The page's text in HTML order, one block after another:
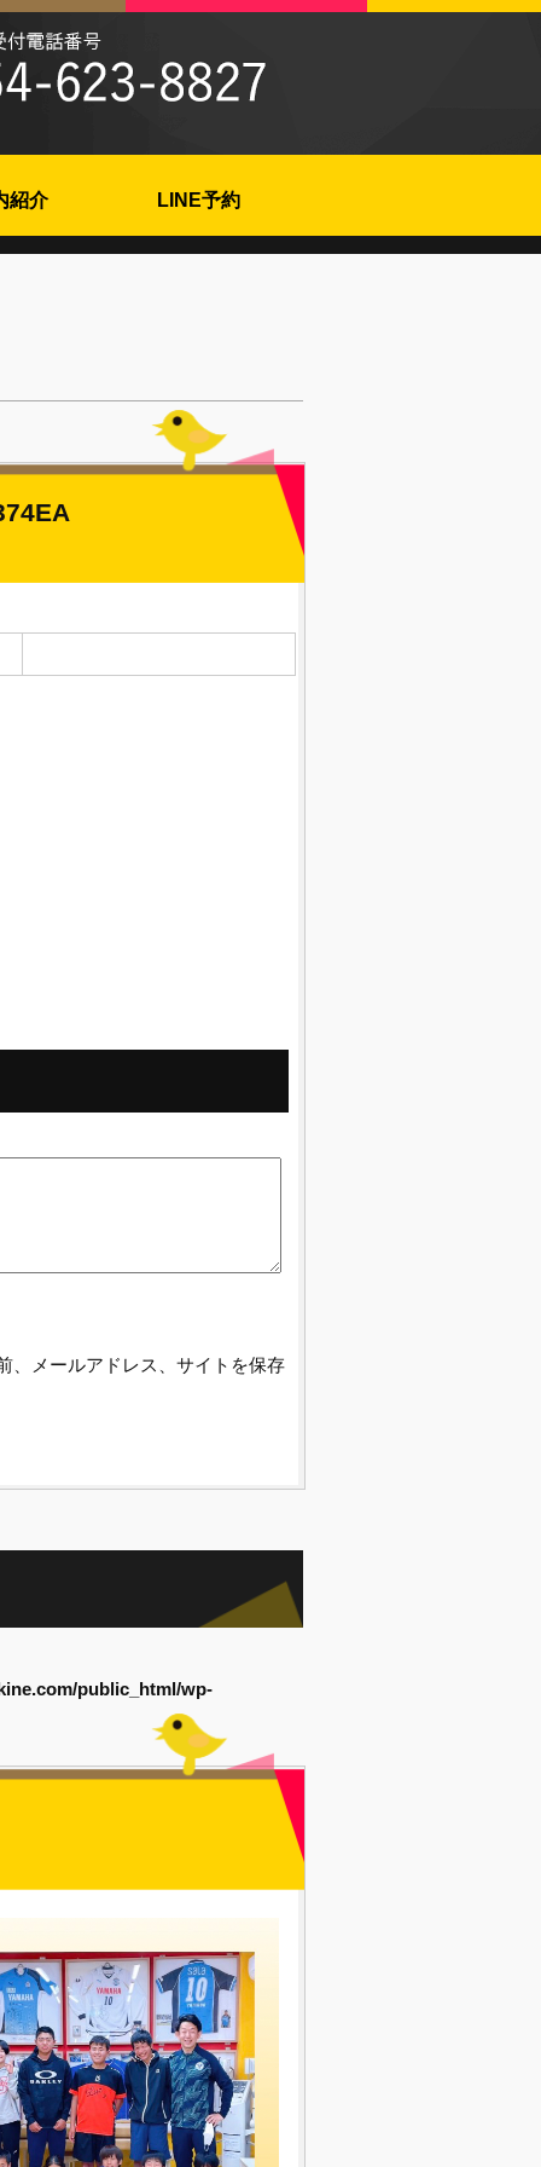
紹介 LINE予約
、メールアドレス、サイトを保存
public_html/wp-